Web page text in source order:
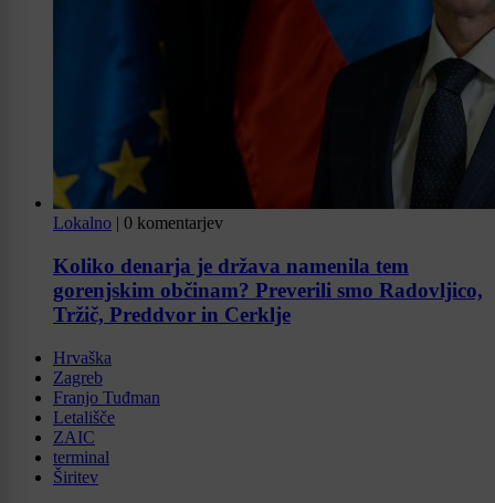
Lokalno | 0 komentarjev
Koliko denarja je država namenila tem
gorenjskim občinam? Preverili smo Radovljico,
Tržič, Preddvor in Cerklje
Hrvaška
Zagreb
Franjo Tuđman
Letališče
ZAIC
terminal
Širitev